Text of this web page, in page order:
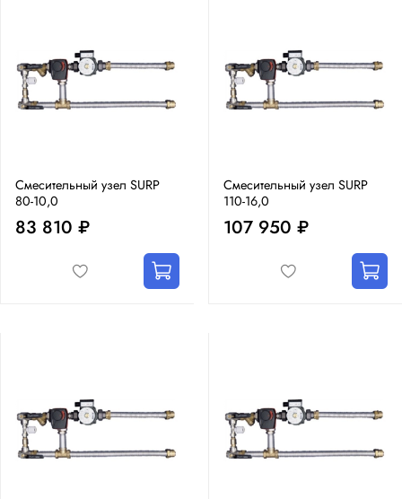
Смесительный узел SURP
80-10,0
83 810 ₽
Смесительный узел SURP
110-16,0
107 950 ₽